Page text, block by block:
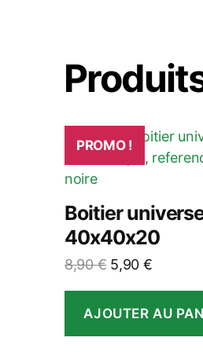
PROMO !
Boitier
40x40x20
8,90€ Le
initial
5,90 €Le
actuel
AJOUTER AU